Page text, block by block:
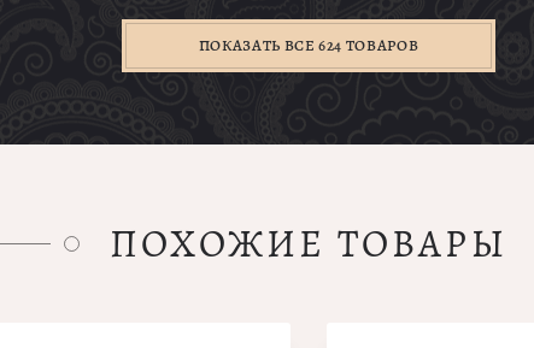
ПОКАЗАТЬ ВСЕ 624 ТОВАРОВ
ПОХОЖИЕ ТОВАРЫ